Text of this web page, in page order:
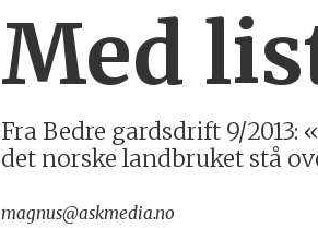
Med
Fra Bedre gardsdrift 9/
det norske landbruket stå
magnus@askmedia.no